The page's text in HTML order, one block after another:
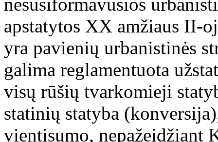
apstatytos XX amžiaus II-
yra pavienių urbanistinės
galima reglamentuota
visų rūšių tvarkomieji
statinių statyba
vientisumo, nepažeidžiant